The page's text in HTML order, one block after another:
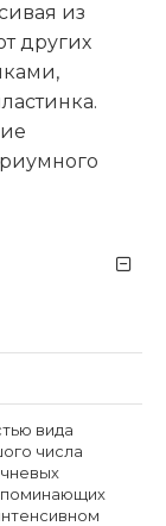
из
других
вида
числа